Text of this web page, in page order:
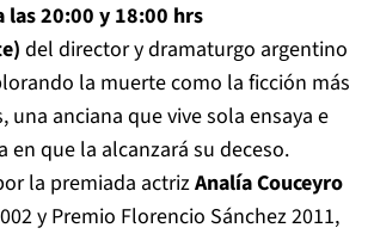
las 20:00 y 18:00 hrs
del director y dramaturgo argentino
la muerte como la ficción más
una anciana que vive sola ensaya e
en que la alcanzará su deceso.
la premiada actrizAnalía Couceyro
y Premio Florencio Sánchez 2011,